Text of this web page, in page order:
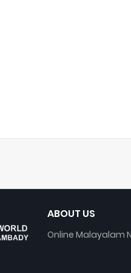
ABOUT US
Online Malayalam